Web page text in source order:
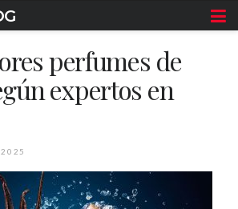
perfumes de
expertos en